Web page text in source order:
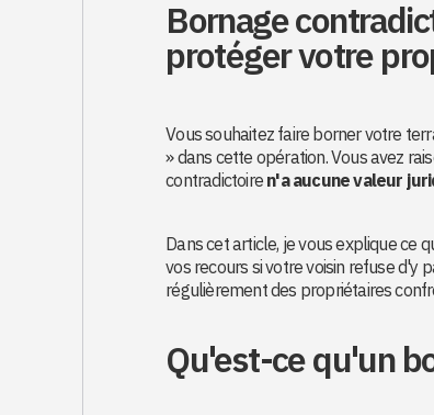
Bornage
protéger votre
Vous souhaitez faire borner votre
» dans cette opération. Vous avez
contradictoiren'a aucune valeur
Dans cet article, je vous explique ce
vos recours si votre voisin refuse d'y
régulièrement des propriétaires
Qu'est-ce qu'un